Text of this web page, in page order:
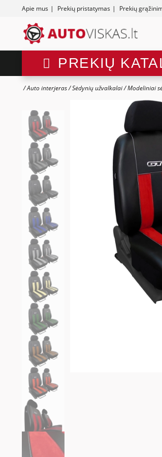
Apie mus | Prekių pristatymas | Prekių
PREKIŲ
Auto interjeras Sėdynių užvalkalai Modeliniai